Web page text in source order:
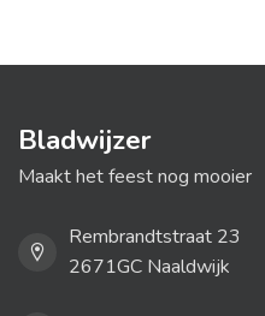
Bladwijzer
Maakt het feest nog mooier
Rembrandtstraat 23
2671GC Naaldwijk